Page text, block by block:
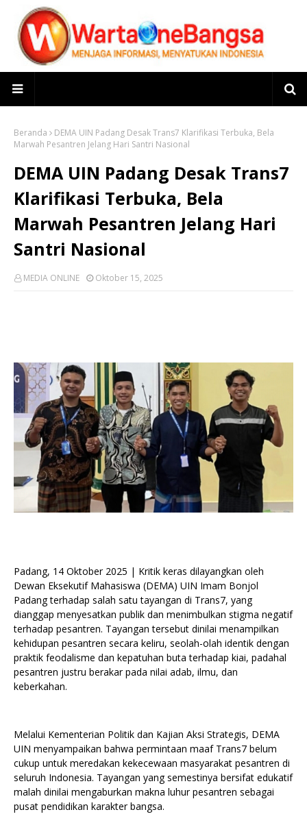
Beranda
DEMA UIN Padang Desak Trans7 Klarifikasi Terbuka, Bela
Marwah Pesantren Jelang Hari Santri Nasional
DEMA UIN Padang Desak Trans7
Klarifikasi Terbuka, Bela
Marwah Pesantren Jelang Hari
Santri Nasional
MEDIA ONLINE Oktober 15, 2025
Padang, 14 Oktober 2025 | Kritik keras dilayangkan oleh
Dewan Eksekutif Mahasiswa (DEMA) UIN Imam Bonjol
Padang terhadap salah satu tayangan di Trans7, yang
dianggap menyesatkan publik dan menimbulkan stigma negatif
terhadap pesantren. Tayangan tersebut dinilai menampilkan
kehidupan pesantren secara keliru, seolah-olah identik dengan
praktik feodalisme dan kepatuhan buta terhadap kiai, padahal
pesantren justru berakar pada nilai adab, ilmu, dan
keberkahan.
Melalui Kementerian Politik dan Kajian Aksi Strategis, DEMA
UIN menyampaikan bahwa permintaan maaf Trans7 belum
cukup untuk meredakan kekecewaan masyarakat pesantren di
seluruh Indonesia. Tayangan yang semestinya bersifat edukatif
malah dinilai mengaburkan makna luhur pesantren sebagai
pusat pendidikan karakter bangsa.